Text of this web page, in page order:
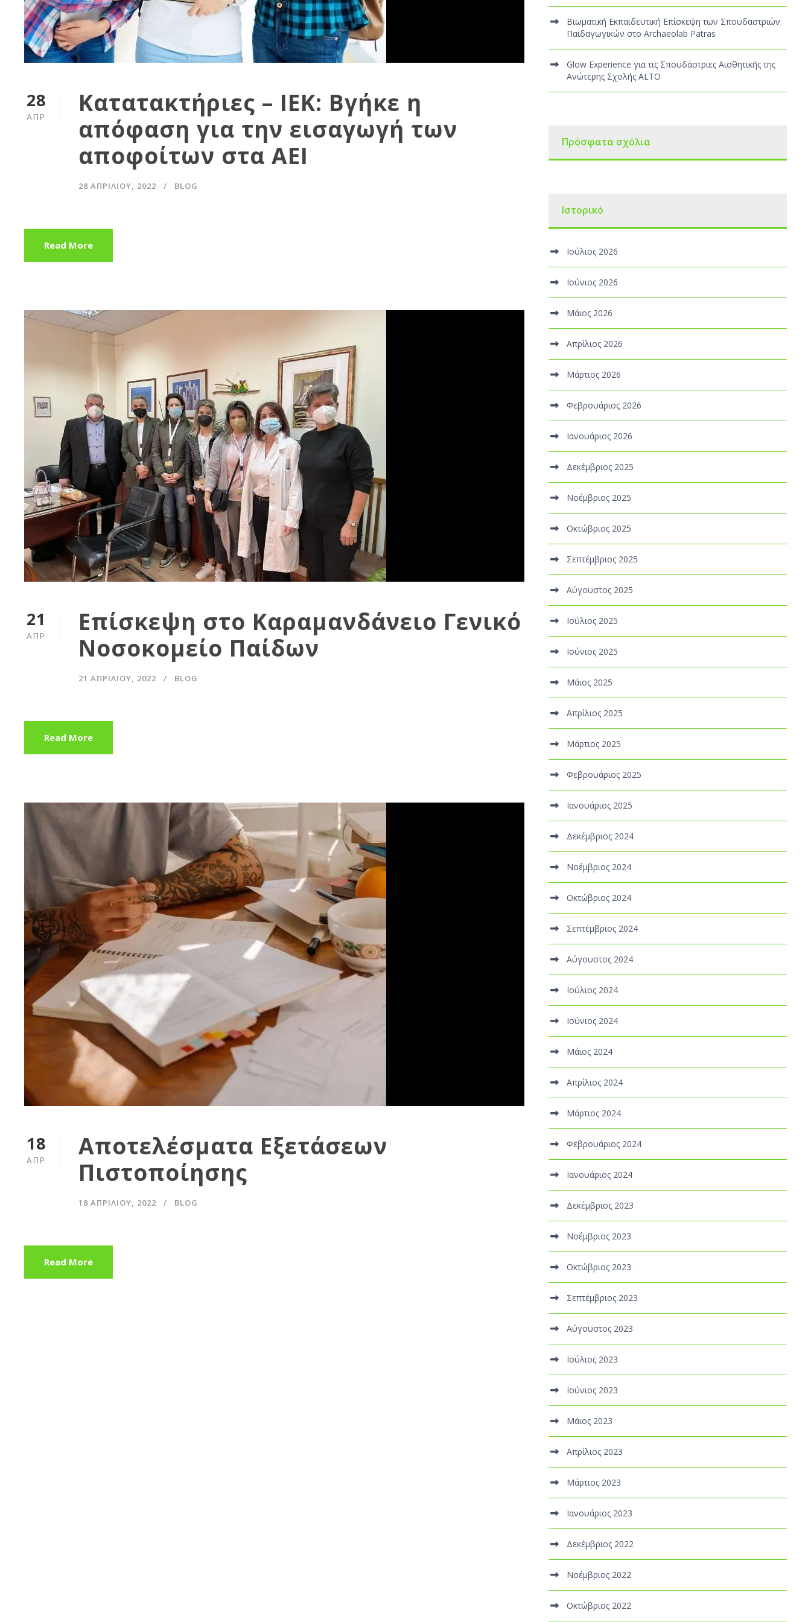
28
ΑΠΡ
Κατατακτήριες – ΙΕΚ: Βγήκε η
απόφαση για την εισαγωγή των
αποφοίτων στα ΑΕΙ
28 ΑΠΡΙΛΊΟΥ, 2022 BLOG
Read More
21
ΑΠΡ
Επίσκεψη στο Καραμανδάνειο Γενικό
Νοσοκομείο Παίδων
21 ΑΠΡΙΛΊΟΥ, 2022 BLOG
Read More
18
ΑΠΡ
Αποτελέσματα Εξετάσεων
Πιστοποίησης
18 ΑΠΡΙΛΊΟΥ, 2022 BLOG
Read More
Βιωματική Εκπαιδευτική Επίσκεψη των Σπουδαστριών
Παιδαγωγικών στο Archaeolab Patras
Glow Experience για τις Σπουδάστριες Αισθητικής της
Ανώτερης Σχολής ALTO
Πρόσφατα σχόλια
Ιστορικό
Ιούλιος 2026
Ιούνιος 2026
Μάιος 2026
Απρίλιος 2026
Μάρτιος 2026
Φεβρουάριος 2026
Ιανουάριος 2026
Δεκέμβριος 2025
Νοέμβριος 2025
Οκτώβριος 2025
Σεπτέμβριος 2025
Αύγουστος 2025
Ιούλιος 2025
Ιούνιος 2025
Μάιος 2025
Απρίλιος 2025
Μάρτιος 2025
Φεβρουάριος 2025
Ιανουάριος 2025
Δεκέμβριος 2024
Νοέμβριος 2024
Οκτώβριος 2024
Σεπτέμβριος 2024
Αύγουστος 2024
Ιούλιος 2024
Ιούνιος 2024
Μάιος 2024
Απρίλιος 2024
Μάρτιος 2024
Φεβρουάριος 2024
Ιανουάριος 2024
Δεκέμβριος 2023
Νοέμβριος 2023
Οκτώβριος 2023
Σεπτέμβριος 2023
Αύγουστος 2023
Ιούλιος 2023
Ιούνιος 2023
Μάιος 2023
Απρίλιος 2023
Μάρτιος 2023
Ιανουάριος 2023
Δεκέμβριος 2022
Νοέμβριος 2022
Οκτώβριος 2022